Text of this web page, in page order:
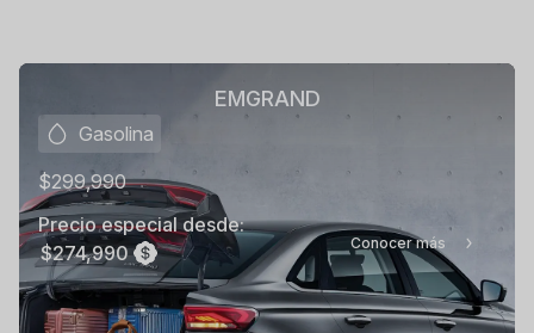
EMGRAND
Gasolina
$299,990
Precio especial desde:
$274,990
Conocer más